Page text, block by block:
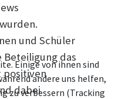
und Schüler
Beteiligung das
positiven
dabei
Einige von ihnen sind
andere uns helfen,
zu verbessern (Tracking